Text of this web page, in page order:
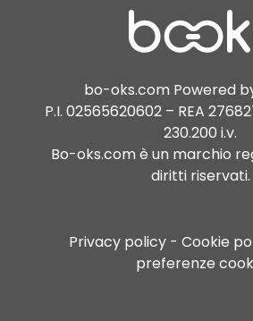
bo-oks.com Powered
P.I. 02565620602 – REA
230.200 i.v.
Bo-oks.com è un marchio
diritti riservati.
Privacy policy Cookie
preferenze